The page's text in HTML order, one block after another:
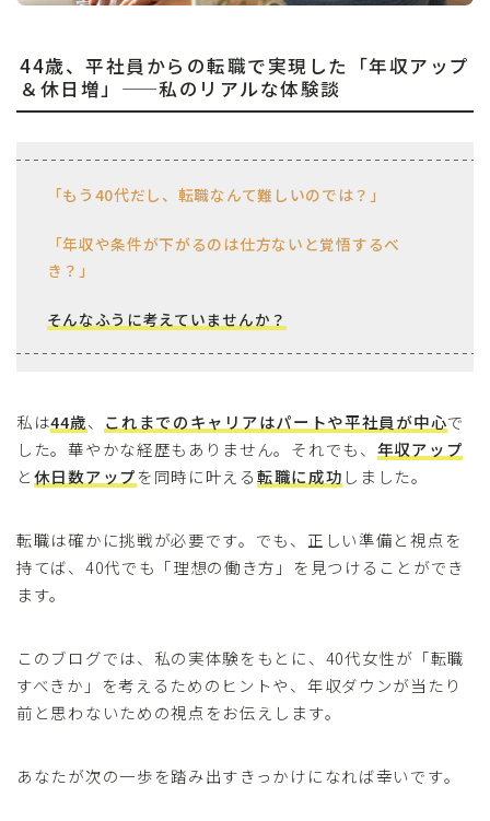
44歳、平社員からの転職で実現した「年収アップ
＆休日増」——私のリアルな体験談
「もう40代だし、転職なんて難しいのでは？」
「年収や条件が下がるのは仕方ないと覚悟するべ
き？」
そんなふうに考えていませんか？
私は44歳、 これまでのキャリアはパートや平社員が中心で
した。華やかな経歴もありません。それでも、 年収アップ
と休日数アップを同時に叶える転職に成功 しました。
転職は確かに挑戦が必要です。でも、正しい準備と視点を
持てば、40代でも「理想の働き方」を見つけることができ
ます。
このブログでは、私の実体験をもとに、40代女性が「転職
すべきか」を考えるためのヒントや、年収ダウンが当たり
前と思わないための視点をお伝えします。
あなたが次の一歩を踏み出すきっかけになれば幸いです。